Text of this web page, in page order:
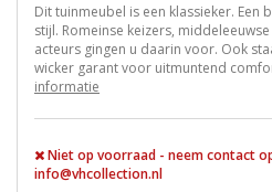
Dit tuinmeubel is een klassieker. Een
stijl. Romeinse keizers,
acteurs gingen u daarin voor. Ook
wicker garant voor uitmuntend
informatie
Niet op voorraad - neem contact
info@vhcollection.nl